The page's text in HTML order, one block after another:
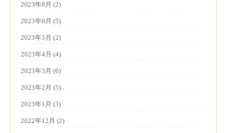
2023年8月 (2)
2023年6月 (5)
2023年5月 (2)
2023年4月 (4)
2023年3月 (6)
2023年2月 (5)
2023年1月 (3)
2022年12月 (2)